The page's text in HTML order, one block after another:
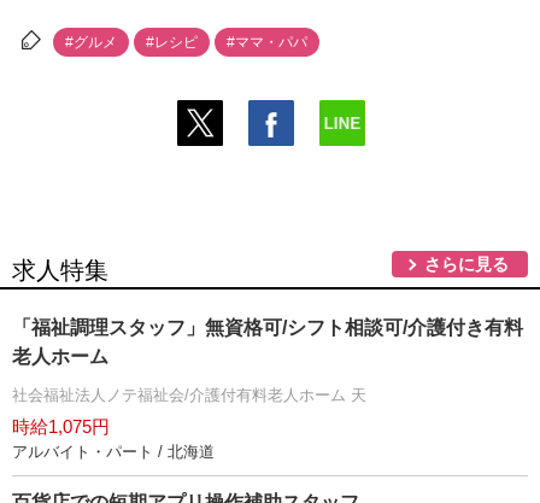
#グルメ #レシピ #ママ・パパ
求人特集 さらに見る
「福祉調理スタッフ」無資格可/シフト相談可/介護付き有料
老人ホーム
社会福祉法人ノテ福祉会/介護付有料老人ホーム 天
時給1,075円
アルバイト・パート / 北海道